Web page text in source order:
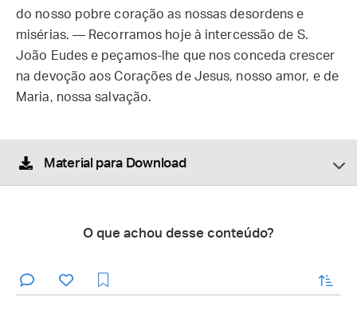
do nosso pobre coração as nossas desordens e
misérias. — Recorramos hoje à intercessão de S.
João Eudes e peçamos-lhe que nos conceda crescer
na devoção aos Corações de Jesus, nosso amor, e de
Maria, nossa salvação.
Material para Download
O que achou desse conteúdo?
enviar